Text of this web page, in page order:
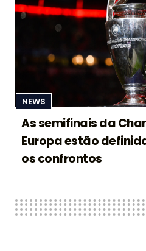
NEWS
As semifinais da
Europa estão
os confrontos